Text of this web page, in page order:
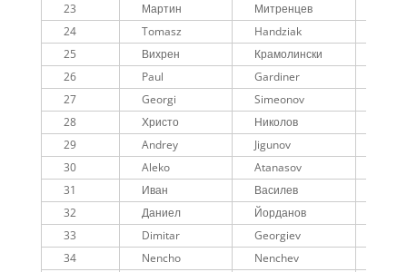
23 Мартин Митренцев
24
Tomasz Handziak
25
Вихрен Крамолински
26
Paul Gardiner
27
Georgi Simeonov
28
Христо Николов
29
Andrey Jigunov
30
Aleko Atanasov
31
Иван Василев
32
Даниел Йорданов
33
Dimitar Georgiev
34
Nencho Nenchev